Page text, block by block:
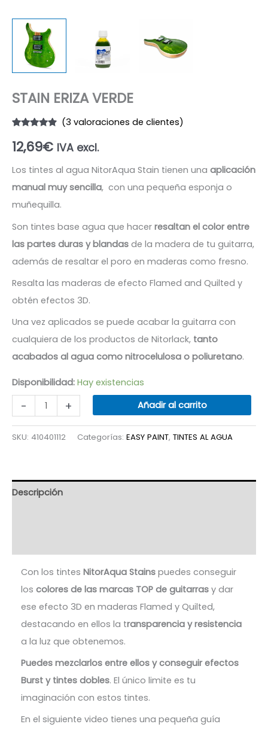
STAIN ERIZA VERDE
con4.67
de 5 en
valoraciones
clientes
(3 valoraciones de clientes)
12,69€ IVA excl.
Los tintes al agua NitorAqua Stain tienen una aplicación
manual muy sencilla, con una pequeña esponja o
muñequilla.
Son tintes base agua que hacer resaltan el color entre
las partes duras y blandas de la madera de tu guitarra,
además de resaltar el poro en maderas como fresno.
Resalta las maderas de efecto Flamed and Quilted y
obtén efectos 3D.
Una vez aplicados se puede acabar la guitarra con
cualquiera de los productos de Nitorlack, tanto
acabados al agua como nitrocelulosa o poliuretano.
Disponibilidad: Hay existencias
-
ERIZA
VERDE
+ Añadir al carrito
SKU: 410401112 Categorías: EASY PAINT, TINTES AL AGUA
Descripción
Con los tintes NitorAqua Stains puedes conseguir
los colores de las marcas TOP de guitarras y dar
ese efecto 3D en maderas Flamed y Quilted,
destacando en ellos la transparencia y resistencia
a la luz que obtenemos.
Puedes mezclarlos entre ellos y conseguir efectos
Burst y tintes dobles. El único limite es tu
imaginación con estos tintes.
En el siguiente video tienes una pequeña guía